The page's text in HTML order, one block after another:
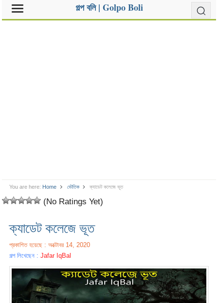
গল্প বলি | Golpo Boli
You are here: Home ভৌতিক ক্যাডেট কলেজে ভূত
(No Ratings Yet)
ক্যাডেট কলেজে ভূত
প্রকাশিত হয়েছে : অক্টোবর 14, 2020
গল্প লিখেছেন :Jafar IqBal